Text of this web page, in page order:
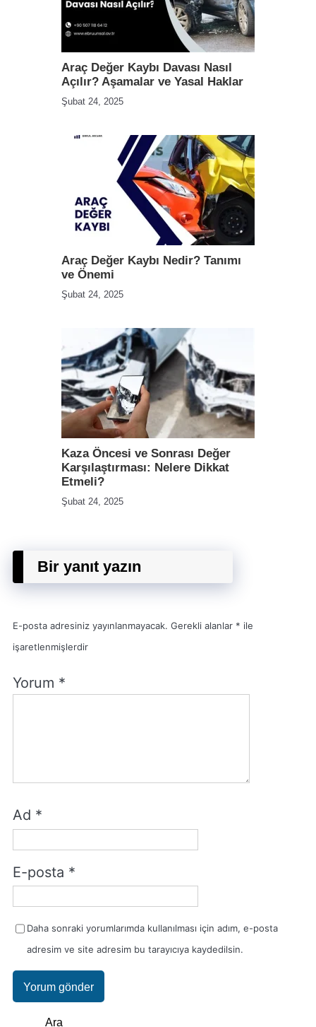
Araç Değer Kaybı Davası Nasıl
Açılır? Aşamalar ve Yasal Haklar
Şubat 24, 2025
Araç Değer Kaybı Nedir? Tanımı
ve Önemi
Şubat 24, 2025
Kaza Öncesi ve Sonrası Değer
Karşılaştırması: Nelere Dikkat
Etmeli?
Şubat 24, 2025
Bir yanıt yazın
E-posta adresiniz yayınlanmayacak. Gerekli alanlar * ile
işaretlenmişlerdir
Yorum *
Ad *
E-posta *
Daha sonraki yorumlarımda kullanılması için adım, e-posta
adresim ve site adresim bu tarayıcıya kaydedilsin.
Ara